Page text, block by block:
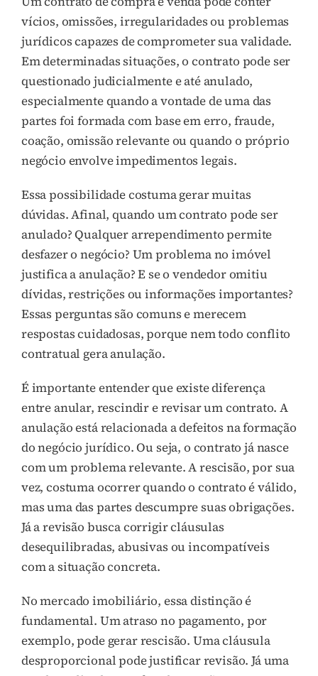
vícios, omissões, irregularidades ou problemas
jurídicos capazes de comprometer sua validade.
Em determinadas situações, o contrato pode ser
questionado judicialmente e até anulado,
especialmente quando a vontade de uma das
partes foi formada com base em erro, fraude,
coação, omissão relevante ou quando o próprio
negócio envolve impedimentos legais.
Essa possibilidade costuma gerar muitas
dúvidas. Afinal, quando um contrato pode ser
anulado? Qualquer arrependimento permite
desfazer o negócio? Um problema no imóvel
justifica a anulação? E se o vendedor omitiu
dívidas, restrições ou informações importantes?
Essas perguntas são comuns e merecem
respostas cuidadosas, porque nem todo conflito
contratual gera anulação.
É importante entender que existe diferença
entre anular, rescindir e revisar um contrato. A
anulação está relacionada a defeitos na formação
do negócio jurídico. Ou seja, o contrato já nasce
com um problema relevante. A rescisão, por sua
vez, costuma ocorrer quando o contrato é válido,
mas uma das partes descumpre suas obrigações.
Já a revisão busca corrigir cláusulas
desequilibradas, abusivas ou incompatíveis
com a situação concreta.
No mercado imobiliário, essa distinção é
fundamental. Um atraso no pagamento, por
exemplo, pode gerar rescisão. Uma cláusula
desproporcional pode justificar revisão. Já uma